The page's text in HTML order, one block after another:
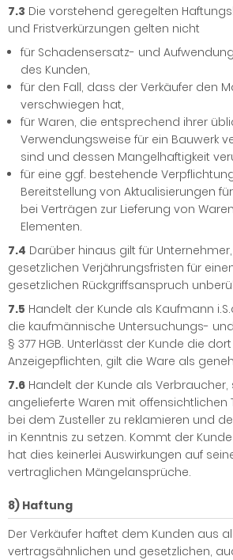
7.3 Die vorstehend geregelten
und Fristverkürzungen gelten nicht
für Schadensersatz- und
des Kunden,
für den Fall, dass der Verkäufer den
verschwiegen hat,
für Waren, die entsprechend ihrer
Verwendungsweise für ein Bauwerk
sind und dessen Mangelhaftigkeit
für eine ggf. bestehende
Bereitstellung von Aktualisierungen
bei Verträgen zur Lieferung von
Elementen.
7.4 Darüber hinaus gilt für
gesetzlichen Verjährungsfristen für
gesetzlichen Rückgriffsanspruch
7.5 Handelt der Kunde als Kaufmann
die kaufmännische Untersuchungs-
§ 377 HGB. Unterlässt der Kunde die
Anzeigepflichten, gilt die Ware als
7.6 Handelt der Kunde als
angelieferte Waren mit
bei dem Zusteller zu reklamieren und
in Kenntnis zu setzen. Kommt der
hat dies keinerlei Auswirkungen auf
vertraglichen Mängelansprüche.
8) Haftung
Der Verkäufer haftet dem Kunden aus
vertragsähnlichen und gesetzlichen,